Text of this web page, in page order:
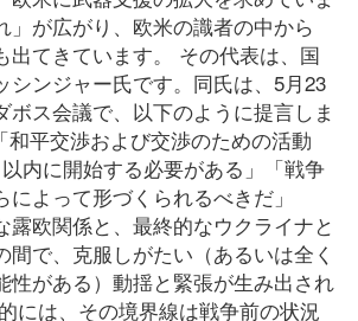
」が広がり、欧米の識者の中から
出てきています。 その代表は、国
シンジャー氏です。同氏は、5月23
ボス会議で、以下のように提言しま
和平交渉および交渉のための活動
内に開始する必要がある」「戦争
よって形づくられるべきだ」
露欧関係と、最終的なウクライナと
間で、克服しがたい（あるいは全く
性がある）動揺と緊張が生み出され
には、その境界線は戦争前の状況